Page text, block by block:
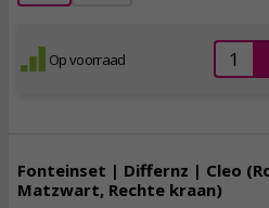
Op voorraad
Fonteinset | Differnz | Cleo
Matzwart, Rechte kraan)